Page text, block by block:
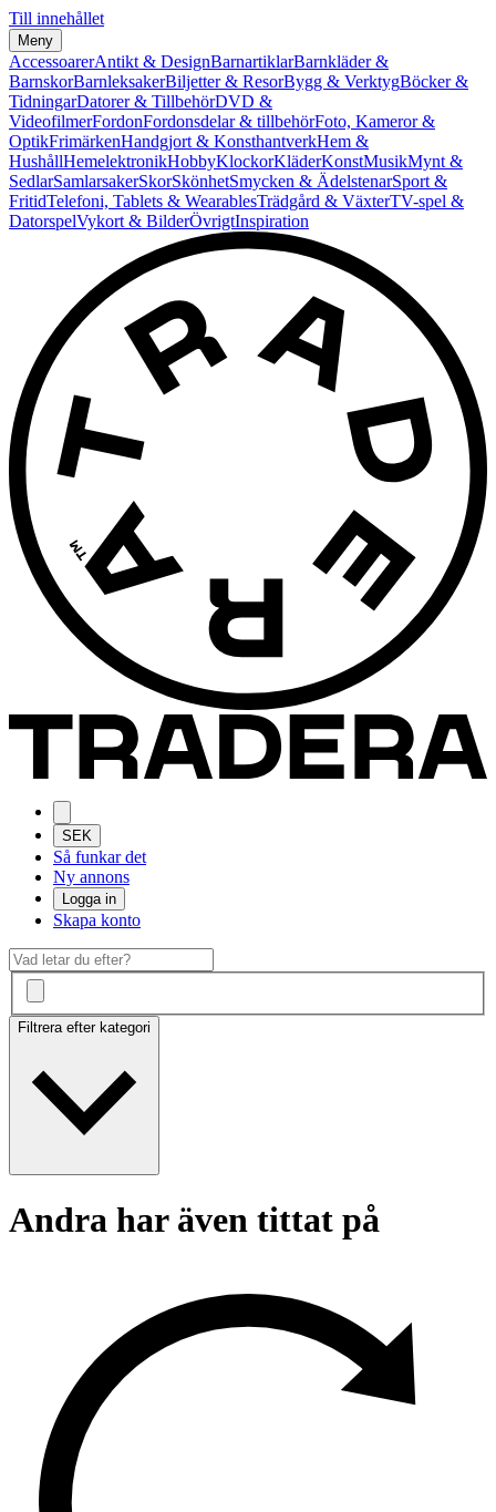
Till innehållet
Meny
AccessoarerAntikt & DesignBarnartiklarBarnkläder &
BarnskorBarnleksakerBiljetter & ResorBygg & VerktygBöcker &
TidningarDatorer & TillbehörDVD &
VideofilmerFordonFordonsdelar & tillbehörFoto, Kameror &
OptikFrimärkenHandgjort & KonsthantverkHem &
HushållHemelektronikHobbyKlockorKläderKonstMusikMynt &
SedlarSamlarsakerSkorSkönhetSmycken & ÄdelstenarSport &
FritidTelefoni, Tablets & WearablesTrädgård & VäxterTV-spel &
DatorspelVykort & BilderÖvrigtInspiration
SEK
Så funkar det
Ny annons
Logga in
Skapa konto
Filtrera efter kategori
Andra har även tittat på